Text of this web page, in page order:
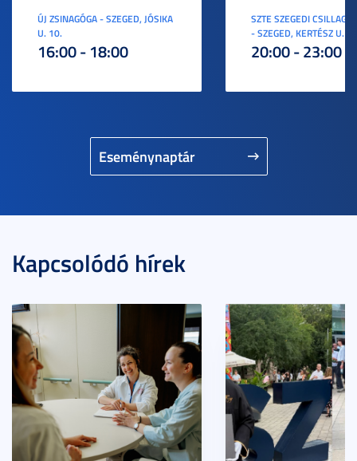
Eseménynaptár
ÚJ ZSINAGÓGA - SZEGED, JÓSIKA
U. 10.
16:00 - 18:00
SZTE SZEGEDI
- SZEGED, KERTÉSZ U. 3.
20:00 - 23:00
Kapcsolódó hírek